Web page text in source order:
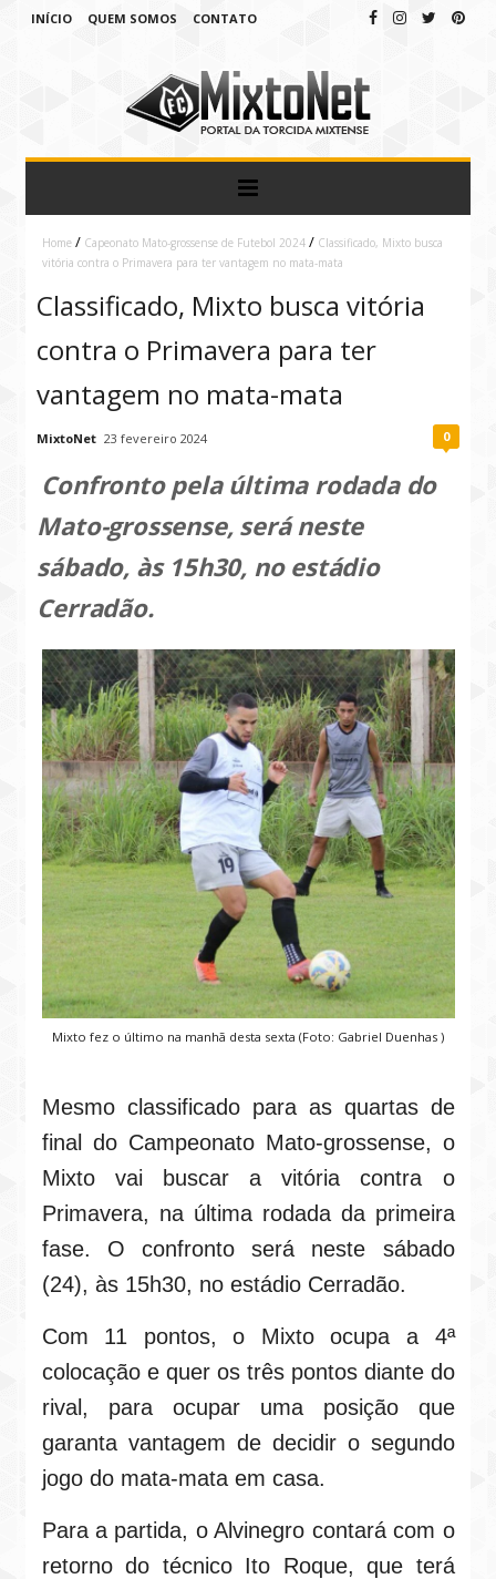
INÍCIO QUEM SOMOS CONTATO
Home / Capeonato Mato-grossense de Futebol 2024 / Classificado, Mixto busca
vitória contra o Primavera para ter vantagem no mata-mata
Classificado, Mixto busca vitória
contra o Primavera para ter
vantagem no mata-mata
MixtoNet 23 fevereiro 2024 0
Confronto pela última rodada do
Mato-grossense, será neste
sábado, às 15h30, no estádio
Cerradão.
Mixto fez o último na manhã desta sexta (Foto: Gabriel Duenhas )
Mesmo classificado para as quartas de
final do Campeonato Mato-grossense, o
Mixto vai buscar a vitória contra o
Primavera, na última rodada da primeira
fase. O confronto será neste sábado
(24), às 15h30, no estádio Cerradão.
Com 11 pontos, o Mixto ocupa a 4ª
colocação e quer os três pontos diante do
rival, para ocupar uma posição que
garanta vantagem de decidir o segundo
jogo do mata-mata em casa.
Para a partida, o Alvinegro contará com o
retorno do técnico Ito Roque, que terá